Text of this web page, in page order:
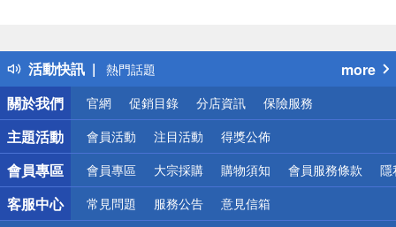
活動快訊
得獎公告
熱門話題
銀行優惠
偏遠地區配送
詐騙網頁！請小心！
more
關於我們
官網 促銷目錄 分店資訊 保險服務
主題活動 會員活動 注目活動 得獎公佈
會員專區 會員專區 大宗採購 購物須知 會員服務條款 隱
客服中心 常見問題 服務公告 意見信箱